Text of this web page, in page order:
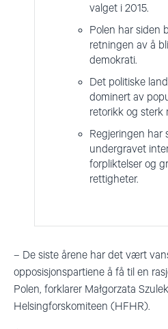
valget i 2015.
Polen har siden
retningen av å
demokrati.
Det politiske
dominert av
retorikk og sterk
Regjeringen har
undergravet
forpliktelser og
rettigheter.
– De siste årene har det vært
opposisjonspartiene å få til en
Polen, forklarer Małgorzata
Helsingforskomiteen (HFHR).